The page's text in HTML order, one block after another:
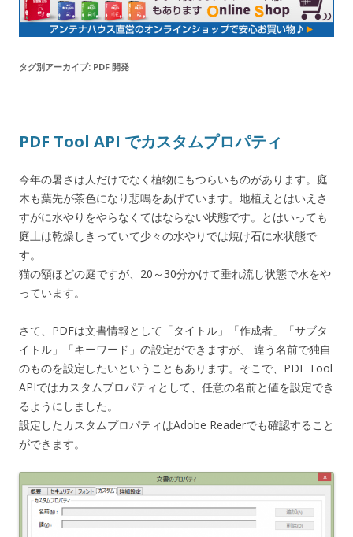
タグ別アーカイブ: PDF 開発
PDF Tool API でカスタムプロパティ
今年の暑さは人だけでなく植物にもつらいものがあります。庭
木も葉先が茶色になり悲鳴をあげています。地植えとはいえさ
すがに水やりをやらなくてはならない状態です。とはいっても
庭土は乾燥しきっていて少々の水やりでは焼け石に水状態で
す。
猫の額ほどの庭ですが、20～30分かけて垂れ流し状態で水をや
っています。
さて、PDFは文書情報として「タイトル」「作成者」「サブタ
イトル」「キーワード」の設定ができますが、 違う名前で独自
のものを設定したいということもあります。そこで、PDF Tool
APIではカスタムプロパティとして、任意の名前と値を設定でき
るようにしました。
設定したカスタムプロパティはAdobe Readerでも確認すること
ができます。